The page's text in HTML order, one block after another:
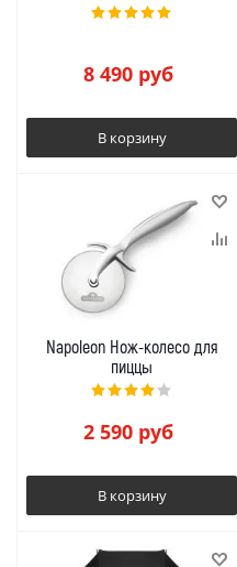
8 490руб
В корзину
Napoleon Нож-колесо для
пиццы
2 590руб
В корзину